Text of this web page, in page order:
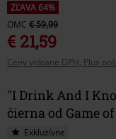
ZĽAVA 64%
OMC € 59,99
€ 21,59
Ceny vrátane DPH, Plus
"I Drink And I
čierna od Game
Exkluzívne